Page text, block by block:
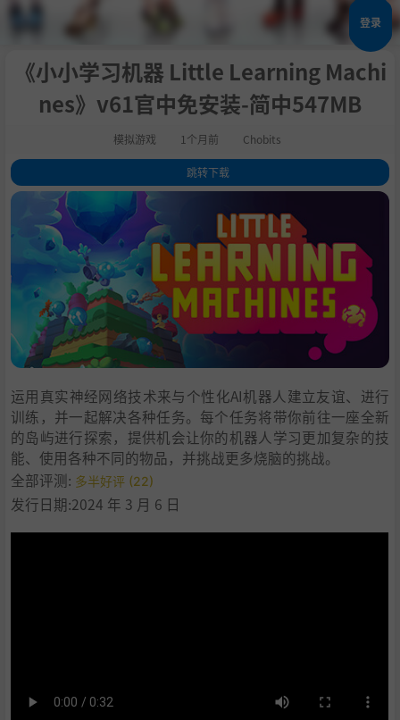
登录
《小小学习机器 Little Learning Machi
nes》v61官中免安装-简中547MB
模拟游戏 1个月前 Chobits
跳转下载
1.关于此游戏
训练智趣小学机完成任务
智趣小学机的世界
4.智趣小学机与你
系统需求
支持作者
备注
8.学习
运用真实神经网络技术来与个性化AI机器人建立友谊、进行
训练，并一起解决各种任务。每个任务将带你前往一座全新
的岛屿进行探索，提供机会让你的机器人学习更加复杂的技
能、使用各种不同的物品，并挑战更多烧脑的挑战。
全部评测: 多半好评 (22)
发行日期:2024 年 3 月 6 日